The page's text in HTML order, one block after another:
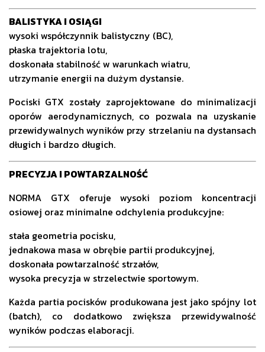
BALISTYKA I OSIĄGI
wysoki współczynnik balistyczny (BC),
płaska trajektoria lotu,
doskonała stabilność w warunkach wiatru,
utrzymanie energii na dużym dystansie.
Pociski GTX zostały zaprojektowane do minimalizacji
oporów aerodynamicznych, co pozwala na uzyskanie
przewidywalnych wyników przy strzelaniu na dystansach
długich i bardzo długich.
PRECYZJA I POWTARZALNOŚĆ
NORMA GTX oferuje wysoki poziom koncentracji
osiowej oraz minimalne odchylenia produkcyjne:
stała geometria pocisku,
jednakowa masa w obrębie partii produkcyjnej,
doskonała powtarzalność strzałów,
wysoka precyzja w strzelectwie sportowym.
Każda partia pocisków produkowana jest jako spójny lot
(batch), co dodatkowo zwiększa przewidywalność
wyników podczas elaboracji.